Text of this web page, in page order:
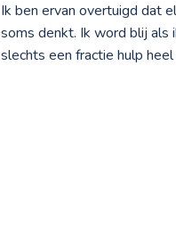
Ik ben ervan overtuigd dat
soms denkt. Ik word blij als
slechts een fractie hulp